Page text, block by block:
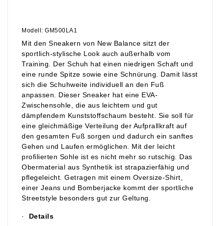
Modell: GM500LA1
Mit den Sneakern von New Balance sitzt der
sportlich-stylische Look auch außerhalb vom
Training. Der Schuh hat einen niedrigen Schaft und
eine runde Spitze sowie eine Schnürung. Damit lässt
sich die Schuhweite individuell an den Fuß
anpassen. Dieser Sneaker hat eine EVA-
Zwischensohle, die aus leichtem und gut
dämpfendem Kunststoffschaum besteht. Sie soll für
eine gleichmäßige Verteilung der Aufprallkraft auf
den gesamten Fuß sorgen und dadurch ein sanftes
Gehen und Laufen ermöglichen. Mit der leicht
profilierten Sohle ist es nicht mehr so rutschig. Das
Obermaterial aus Synthetik ist strapazierfähig und
pflegeleicht. Getragen mit einem Oversize-Shirt,
einer Jeans und Bomberjacke kommt der sportliche
Streetstyle besonders gut zur Geltung.
· Details